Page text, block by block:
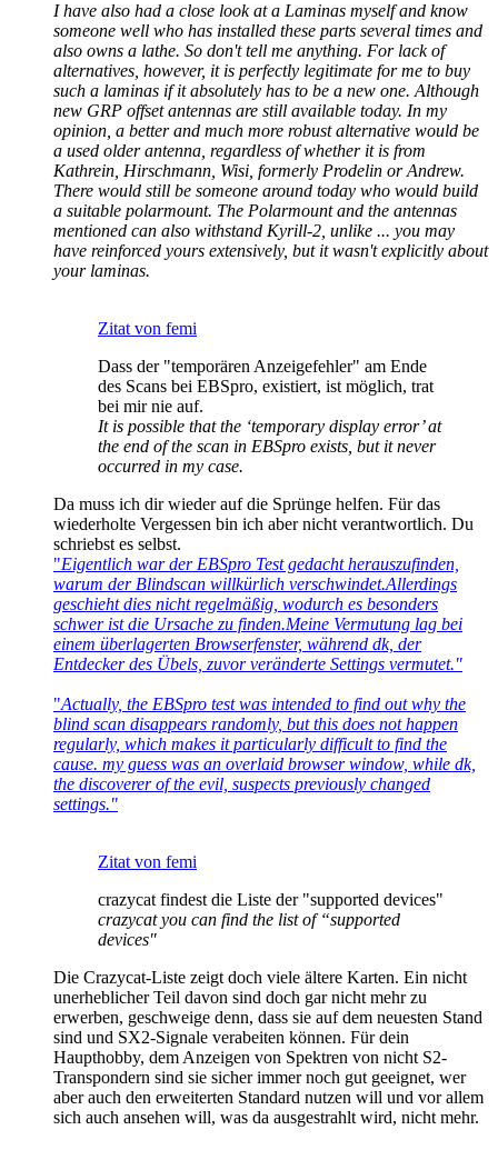
I have also had a close look at a Laminas myself and know
someone well who has installed these parts several times and
also owns a lathe. So don't tell me anything. For lack of
alternatives, however, it is perfectly legitimate for me to buy
such a laminas if it absolutely has to be a new one. Although
new GRP offset antennas are still available today. In my
opinion, a better and much more robust alternative would be
a used older antenna, regardless of whether it is from
Kathrein, Hirschmann, Wisi, formerly Prodelin or Andrew.
There would still be someone around today who would build
a suitable polarmount. The Polarmount and the antennas
mentioned can also withstand Kyrill-2, unlike ... you may
have reinforced yours extensively, but it wasn't explicitly about
your laminas.
Zitat von femi
Dass der "temporären Anzeigefehler" am Ende
des Scans bei EBSpro, existiert, ist möglich, trat
bei mir nie auf.
It is possible that the ‘temporary display error’ at
the end of the scan in EBSpro exists, but it never
occurred in my case.
Da muss ich dir wieder auf die Sprünge helfen. Für das
wiederholte Vergessen bin ich aber nicht verantwortlich. Du
schriebst es selbst.
"Eigentlich war der EBSpro Test gedacht herauszufinden,
warum der Blindscan willkürlich verschwindet.Allerdings
geschieht dies nicht regelmäßig, wodurch es besonders
schwer ist die Ursache zu finden.Meine Vermutung lag bei
einem überlagerten Browserfenster, während dk, der
Entdecker des Übels, zuvor veränderte Settings vermutet."
"Actually, the EBSpro test was intended to find out why the
blind scan disappears randomly, but this does not happen
regularly, which makes it particularly difficult to find the
cause. my guess was an overlaid browser window, while dk,
the discoverer of the evil, suspects previously changed
settings."
Zitat von femi
crazycat findest die Liste der "supported devices"
crazycat you can find the list of “supported
devices"
Die Crazycat-Liste zeigt doch viele ältere Karten. Ein nicht
unerheblicher Teil davon sind doch gar nicht mehr zu
erwerben, geschweige denn, dass sie auf dem neuesten Stand
sind und SX2-Signale verabeiten können. Für dein
Haupthobby, dem Anzeigen von Spektren von nicht S2-
Transpondern sind sie sicher immer noch gut geeignet, wer
aber auch den erweiterten Standard nutzen will und vor allem
sich auch ansehen will, was da ausgestrahlt wird, nicht mehr.